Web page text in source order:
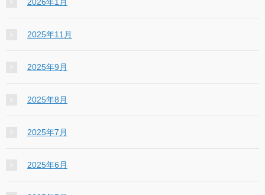
2025年11月
2025年9月
2025年8月
2025年7月
2025年6月